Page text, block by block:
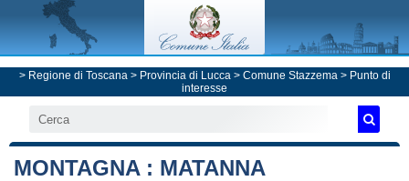
> Regione di Toscana> Provincia di Lucca> Comune Stazzema> Punto di
interesse
MONTAGNA : MATANNA